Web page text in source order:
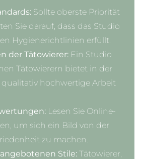
Sollte oberste Priorität
Sie darauf, dass das Studio
Hygienerichtlinien erfüllt.
der Tätowierer: Ein Studio
Tätowierern bietet in der
qualitativ hochwertige Arbeit
Lesen Sie Online-
um sich ein Bild von der
zu machen.
Stile: Tätowierer,